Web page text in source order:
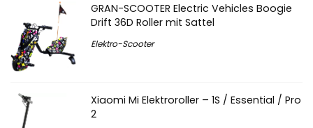
GRAN-SCOOTER Electric Vehicles Boogie
Drift 36D Roller mit Sattel
Elektro-Scooter
Xiaomi Mi Elektroroller – 1S / Essential / Pro
2